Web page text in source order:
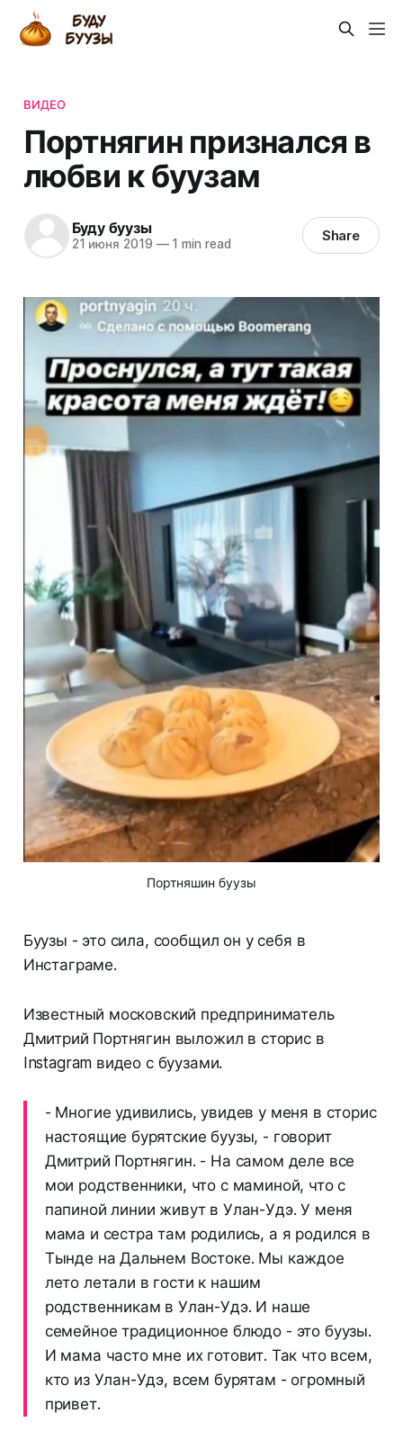
ВИДЕО
Портнягин признался в
любви к буузам
Буду буузы
21 июня 2019 —1 min read Share
Портняшин буузы
Буузы - это сила, сообщил он у себя в
Инстаграме.
Известный московский предприниматель
Дмитрий Портнягин выложил в сторис в
Instagram видео с буузами.
- Многие удивились, увидев у меня в сторис
настоящие бурятские буузы, - говорит
Дмитрий Портнягин. - На самом деле все
мои родственники, что с маминой, что с
папиной линии живут в Улан-Удэ. У меня
мама и сестра там родились, а я родился в
Тынде на Дальнем Востоке. Мы каждое
лето летали в гости к нашим
родственникам в Улан-Удэ. И наше
семейное традиционное блюдо - это буузы.
И мама часто мне их готовит. Так что всем,
кто из Улан-Удэ, всем бурятам - огромный
привет.